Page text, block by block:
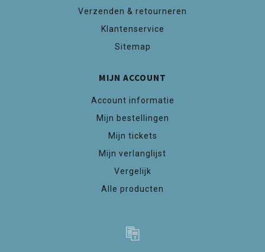
Verzenden & retourneren
Klantenservice
Sitemap
MIJN ACCOUNT
Account informatie
Mijn bestellingen
Mijn tickets
Mijn verlanglijst
Vergelijk
Alle producten